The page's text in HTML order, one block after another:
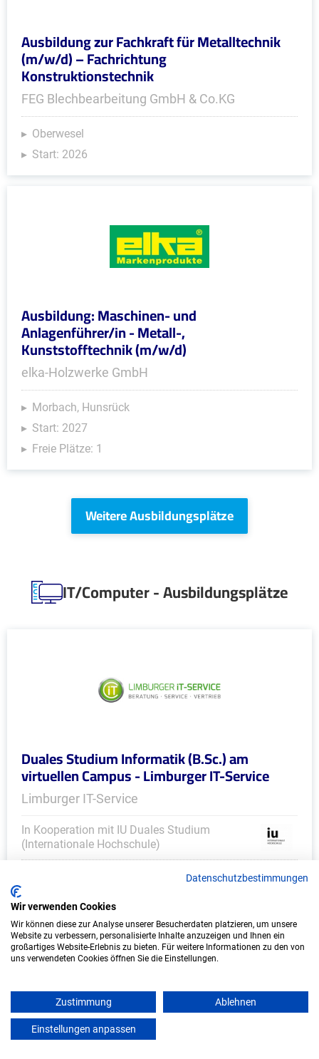
Ausbildung zur Fachkraft für Metalltechnik
(m/w/d) – Fachrichtung
Konstruktionstechnik
FEG Blechbearbeitung GmbH & Co.KG
Oberwesel
Start: 2026
Ausbildung: Maschinen- und
Anlagenführer/in - Metall-,
Kunststofftechnik (m/w/d)
elka-Holzwerke GmbH
Morbach, Hunsrück
Start: 2027
Freie Plätze: 1
Weitere Ausbildungsplätze
IT/Computer - Ausbildungsplätze
Duales Studium Informatik (B.Sc.) am
virtuellen Campus - Limburger IT-Service
Limburger IT-Service
In Kooperation mit IU Duales Studium
(Internationale Hochschule)
Freie Plätze: 1
Datenschutzbestimmungen
Wir verwenden Cookies
Wir können diese zur Analyse unserer Besucherdaten platzieren, um unsere
Website zu verbessern, personalisierte Inhalte anzuzeigen und Ihnen ein
großartiges Website-Erlebnis zu bieten. Für weitere Informationen zu den von
uns verwendeten Cookies öffnen Sie die Einstellungen.
Zustimmung Ablehnen
Einstellungen anpassen